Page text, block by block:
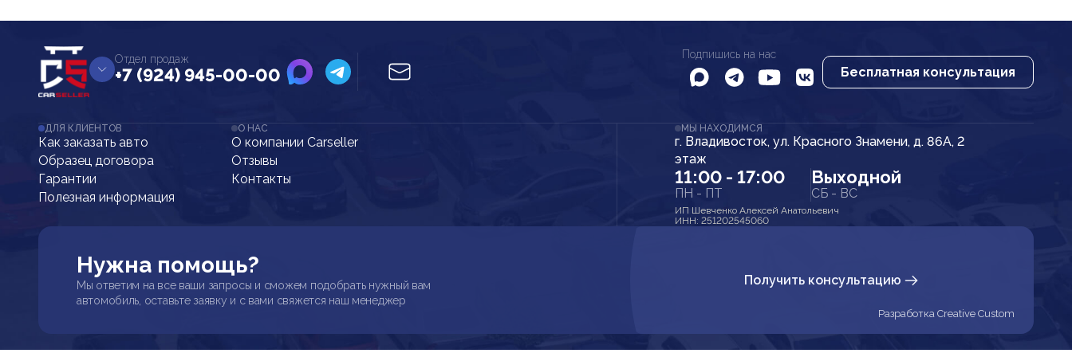
Отдел продаж
+7 (924) 945-00-00
Подпишись на нас
Бесплатная консультация
ДЛЯ КЛИЕНТОВ
Как заказать авто
Образец договора
Гарантии
Полезная информация
О НАС
О компании Carseller
Отзывы
Контакты
МЫ НАХОДИМСЯ
г. Владивосток, ул. Красного Знамени, д. 86А, 2
этаж
11:00 - 17:00
ПН - ПТ
Выходной
СБ - ВС
ИП Шевченко Алексей Анатольевич
ИНН: 251202545060
Нужна помощь?
Мы ответим на все ваши запросы и сможем подобрать нужный вам
автомобиль, оставьте заявку и с вами свяжется наш менеджер
Получить консультацию
Разработка Creative Custom